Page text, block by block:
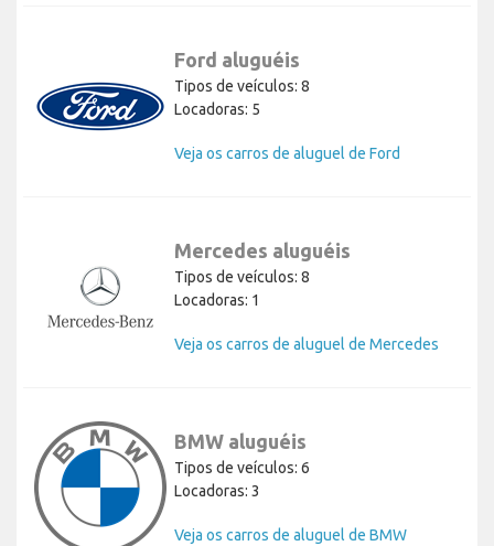
Ford aluguéis
Tipos de veículos: 8
Locadoras: 5
Veja os carros de aluguel de Ford
Mercedes aluguéis
Tipos de veículos: 8
Locadoras: 1
Veja os carros de aluguel de Mercedes
BMW aluguéis
Tipos de veículos: 6
Locadoras: 3
Veja os carros de aluguel de BMW